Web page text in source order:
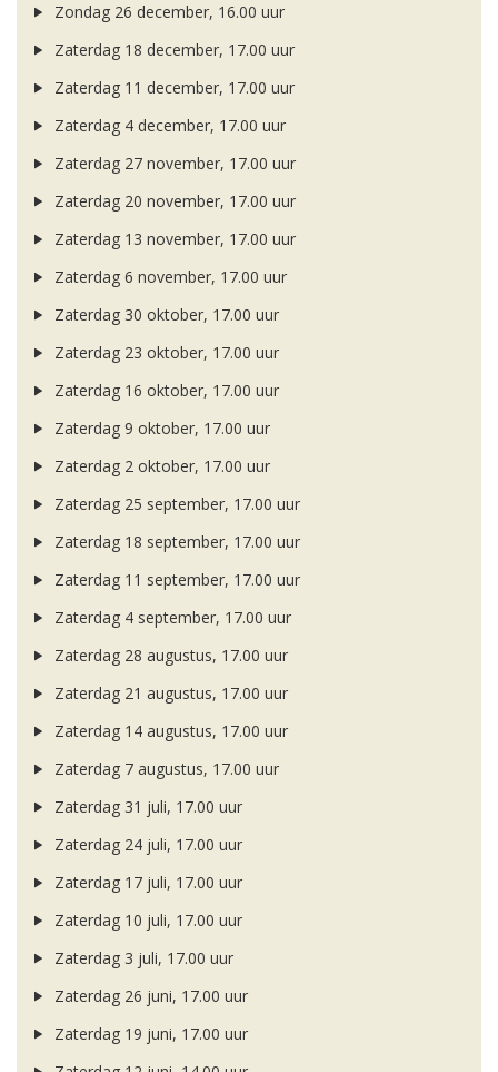
Zondag 26 december, 16.00 uur
Zaterdag 18 december, 17.00 uur
Zaterdag 11 december, 17.00 uur
Zaterdag 4 december, 17.00 uur
Zaterdag 27 november, 17.00 uur
Zaterdag 20 november, 17.00 uur
Zaterdag 13 november, 17.00 uur
Zaterdag 6 november, 17.00 uur
Zaterdag 30 oktober, 17.00 uur
Zaterdag 23 oktober, 17.00 uur
Zaterdag 16 oktober, 17.00 uur
Zaterdag 9 oktober, 17.00 uur
Zaterdag 2 oktober, 17.00 uur
Zaterdag 25 september, 17.00 uur
Zaterdag 18 september, 17.00 uur
Zaterdag 11 september, 17.00 uur
Zaterdag 4 september, 17.00 uur
Zaterdag 28 augustus, 17.00 uur
Zaterdag 21 augustus, 17.00 uur
Zaterdag 14 augustus, 17.00 uur
Zaterdag 7 augustus, 17.00 uur
Zaterdag 31 juli, 17.00 uur
Zaterdag 24 juli, 17.00 uur
Zaterdag 17 juli, 17.00 uur
Zaterdag 10 juli, 17.00 uur
Zaterdag 3 juli, 17.00 uur
Zaterdag 26 juni, 17.00 uur
Zaterdag 19 juni, 17.00 uur